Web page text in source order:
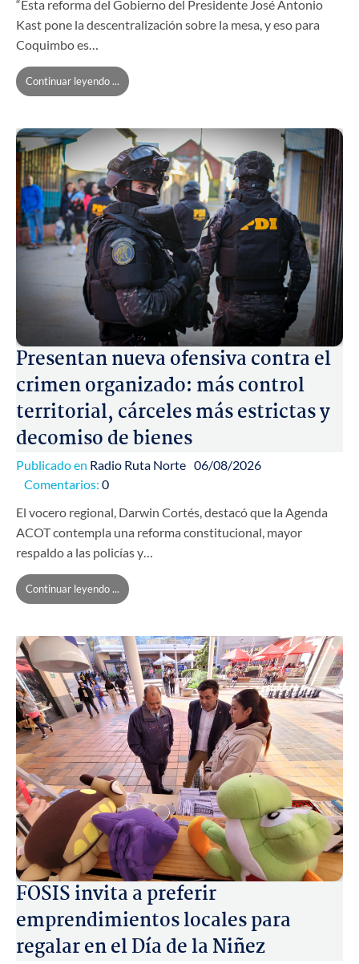
“Esta reforma del Gobierno del Presidente José Antonio
Kast pone la descentralización sobre la mesa, y eso para
Coquimbo es…
Continuar leyendo ...
Presentan nueva ofensiva contra el
crimen organizado: más control
territorial, cárceles más estrictas y
decomiso de bienes
Publicado en Radio Ruta Norte 06/08/2026
Comentarios: 0
El vocero regional, Darwin Cortés, destacó que la Agenda
ACOT contempla una reforma constitucional, mayor
respaldo a las policías y…
Continuar leyendo ...
FOSIS invita a preferir
emprendimientos locales para
regalar en el Día de la Niñez